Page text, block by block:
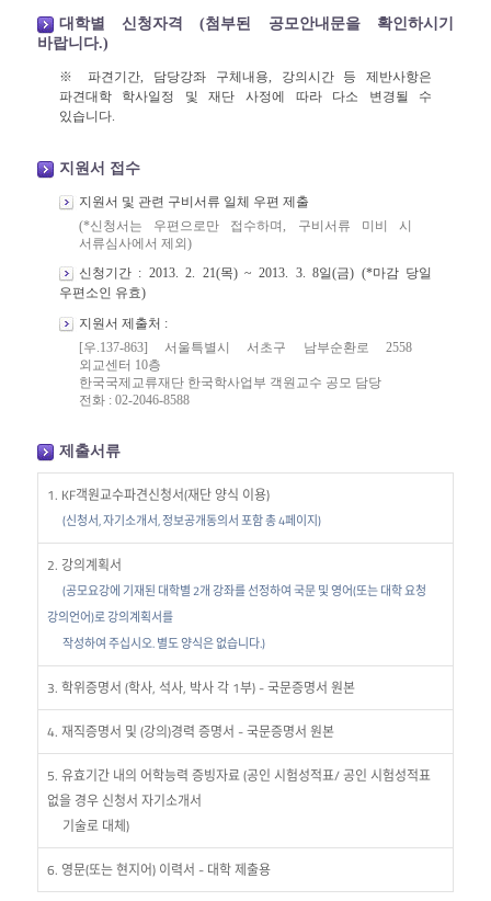
대학별 신청자격 (첨부된 공모안내문을 확인하시기
바랍니다.)
※ 파견기간, 담당강좌 구체내용, 강의시간 등 제반사항은
파견대학 학사일정 및 재단 사정에 따라 다소 변경될 수
있습니다.
지원서 접수
지원서 및 관련 구비서류 일체 우편 제출
(*신청서는 우편으로만 접수하며, 구비서류 미비 시
서류심사에서 제외)
신청기간 : 2013. 2. 21(목) ~ 2013. 3. 8일(금) (*마감 당일
우편소인 유효)
지원서 제출처 :
[우.137-863] 서울특별시 서초구 남부순환로 2558
외교센터 10층
한국국제교류재단 한국학사업부 객원교수 공모 담당
전화 : 02-2046-8588
제출서류
1. KF객원교수파견신청서(재단 양식 이용)
(신청서, 자기소개서, 정보공개동의서 포함 총 4페이지)
2. 강의계획서
(공모요강에 기재된 대학별 2개 강좌를 선정하여 국문 및 영어(또는 대학 요청
강의언어)로 강의계획서를
작성하여 주십시오. 별도 양식은 없습니다.)
3. 학위증명서 (학사, 석사, 박사 각 1부) - 국문증명서 원본
4. 재직증명서 및 (강의)경력 증명서 - 국문증명서 원본
5. 유효기간 내의 어학능력 증빙자료 (공인 시험성적표/ 공인 시험성적표
없을 경우 신청서 자기소개서
기술로 대체)
6. 영문(또는 현지어) 이력서 - 대학 제출용